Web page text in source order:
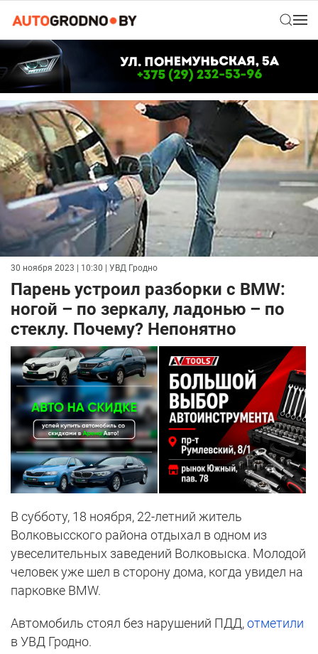
30 ноября 2023 | 10:30 | УВД Гродно
Парень устроил разборки с BMW:
ногой – по зеркалу, ладонью – по
стеклу. Почему? Непонятно
В субботу, 18 ноября, 22-летний житель
Волковысского района отдыхал в одном из
увеселительных заведений Волковыска. Молодой
человек уже шел в сторону дома, когда увидел на
парковке BMW.
Автомобиль стоял без нарушений ПДД,отметили
в УВД Гродно.